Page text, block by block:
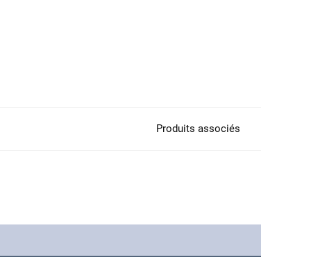
Produits associés